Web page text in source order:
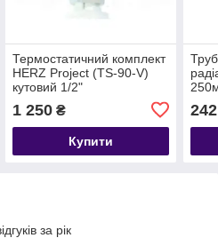
Термостатичний комплект
HERZ Project (TS-90-V)
кутовий 1/2"
1 250₴
Купити
за рік